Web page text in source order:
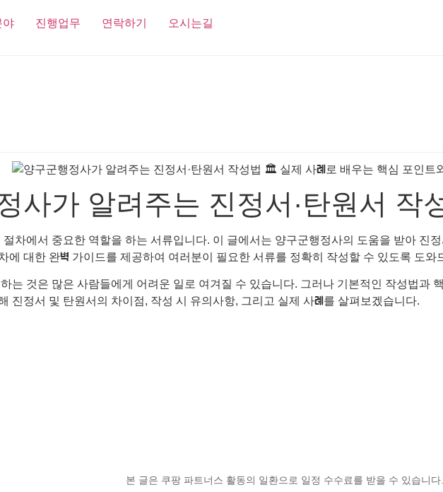
야 진행업무 연락하기 오시는길
사가 알려주는 진정서·탄원서 작
차에서 중요한 역할을 하는 서류입니다. 이 글에서는 양구군행정사의 도움을 받아 진
에 대한 완벽 가이드를 제공하여 여러분이 필요한 서류를 정확히 작성할 수 있도록 도와
는 것은 많은 사람들에게 어려운 일로 여겨질 수 있습니다. 그러나 기본적인 작성법과
진정서 및 탄원서의 차이점, 작성 시 유의사항, 그리고 실제 사례를 살펴보겠습니다.
본 글은 쿠팡 파트너스 활동의 일환으로 일정 수수료를 받을 수 있습니다.